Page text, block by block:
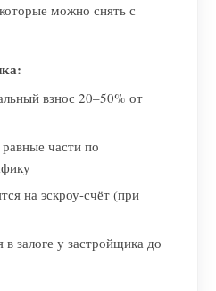
можно снять с
взнос 20–50% от
части по
на эскроу-счёт (при
в залоге у застройщика до